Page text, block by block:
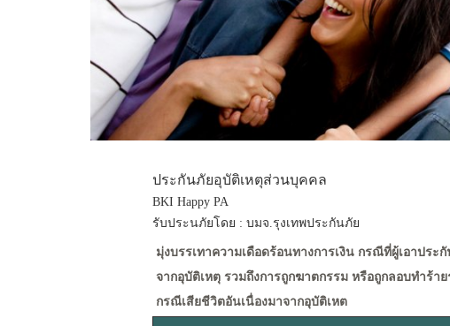
ประกันภัยอุบัติเหตุส่วนบุคคล
BKI Happy PA
รับประนภัยโดย : บมจ.รุงเทพประกันภัย
มุ่งบรรเทาความเดือดร้อนทางการเงิน กรณีที่ผู้เอาปร
จากอุบัติเหตุ รวมถึงการถูกฆาตกรรม หรือถูกลอบทำร้า
กรณีเสียชีวิตอันเนื่องมาจากอุบัติเหต